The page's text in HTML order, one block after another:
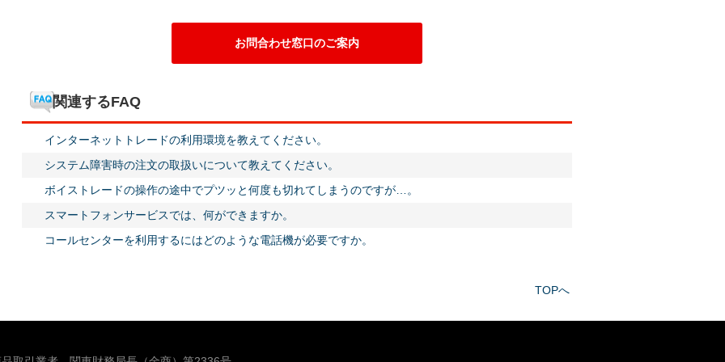
お問合わせ窓口のご案内
関連するFAQ
インターネットトレードの利用環境を教えてください。
システム障害時の注文の取扱いについて教えてください。
ボイストレードの操作の途中でプツッと何度も切れてしまうのですが…。
スマートフォンサービスでは、何ができますか。
コールセンターを利用するにはどのような電話機が必要ですか。
TOPへ